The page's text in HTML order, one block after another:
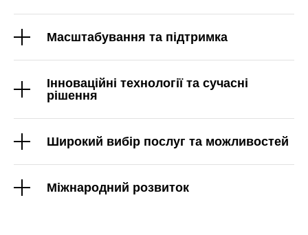
Масштабування та підтримка
Інноваційні технології та сучасні
рішення
Широкий вибір послуг та можливостей
Міжнародний розвиток